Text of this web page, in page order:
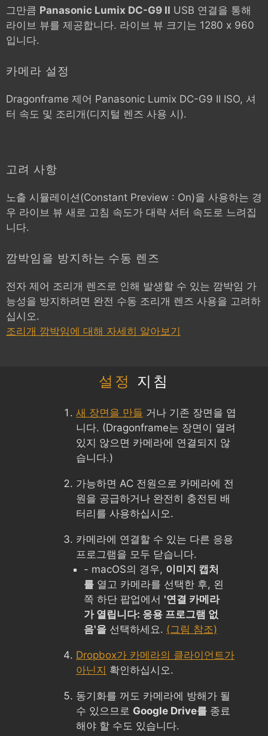
그만큼 Panasonic Lumix DC-G9 II USB 연결을 통해
라이브 뷰를 제공합니다. 라이브 뷰 크기는 1280 x 960
입니다.
카메라 설정
Dragonframe 제어 Panasonic Lumix DC-G9 II ISO, 셔
터 속도 및 조리개(디지털 렌즈 사용 시).
고려 사항
노출 시뮬레이션(Constant Preview : On)을 사용하는 경
우 라이브 뷰 새로 고침 속도가 대략 셔터 속도로 느려집
니다.
깜박임을 방지하는 수동 렌즈
전자 제어 조리개 렌즈로 인해 발생할 수 있는 깜박임 가
능성을 방지하려면 완전 수동 조리개 렌즈 사용을 고려하
십시오.
조리개 깜박임에 대해 자세히 알아보기
설정 지침
새 장면을 만들 거나 기존 장면을 엽
니다. (Dragonframe는 장면이 열려
있지 않으면 카메라에 연결되지 않
습니다.)
가능하면 AC 전원으로 카메라에 전
원을 공급하거나 완전히 충전된 배
터리를 사용하십시오.
카메라에 연결할 수 있는 다른 응용
프로그램을 모두 닫습니다.
- macOS의 경우, 이미지 캡처
를 열고 카메라를 선택한 후, 왼
쪽 하단 팝업에서 '연결 카메라
가 열립니다: 응용 프로그램 없
음'을 선택하세요. (그림 참조)
Dropbox가 카메라의 클라이언트가
아닌지 확인하십시오.
동기화를 꺼도 카메라에 방해가 될
수 있으므로 Google Drive를 종료
해야 할 수도 있습니다.